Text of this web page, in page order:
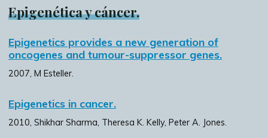
Epigenética y cáncer.
Epigenetics provides a new generation of
oncogenes and tumour-suppressor genes.
2007, M Esteller.
Epigenetics in cancer.
2010, Shikhar Sharma, Theresa K. Kelly, Peter A. Jones.